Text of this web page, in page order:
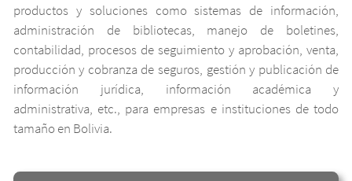
productos y soluciones como sistemas de información,
administración de bibliotecas, manejo de boletines,
contabilidad, procesos de seguimiento y aprobación, venta,
producción y cobranza de seguros, gestión y publicación de
información jurídica, información académica y
administrativa, etc., para empresas e instituciones de todo
tamaño en Bolivia.